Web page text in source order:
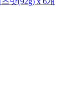
맛(92g) x 6개